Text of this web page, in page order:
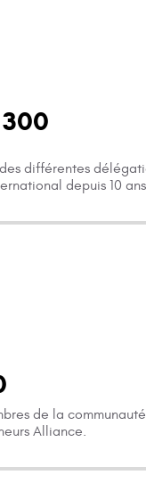
différentes
depuis 10
de la
Alliance.